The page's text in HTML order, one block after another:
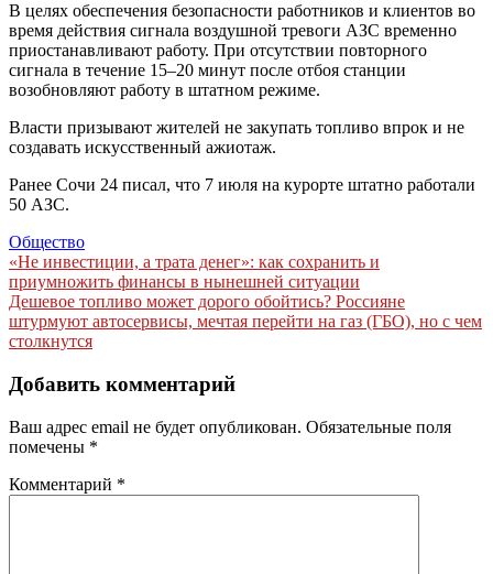
В целях обеспечения безопасности работников и клиентов во
время действия сигнала воздушной тревоги АЗС временно
приостанавливают работу. При отсутствии повторного
сигнала в течение 15–20 минут после отбоя станции
возобновляют работу в штатном режиме.
Власти призывают жителей не закупать топливо впрок и не
создавать искусственный ажиотаж.
Ранее Сочи 24 писал, что 7 июля на курорте штатно работали
50 АЗС.
Общество
Навигация
по
записям
«Не инвестиции, а трата денег»: как сохранить и
приумножить финансы в нынешней ситуации
Дешевое топливо может дорого обойтись? Россияне
штурмуют автосервисы, мечтая перейти на газ (ГБО), но с чем
столкнутся
Добавить комментарий
Ваш адрес email не будет опубликован. Обязательные поля
помечены *
Комментарий *